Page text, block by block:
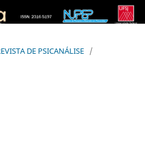
DE PSICANÁLISE /